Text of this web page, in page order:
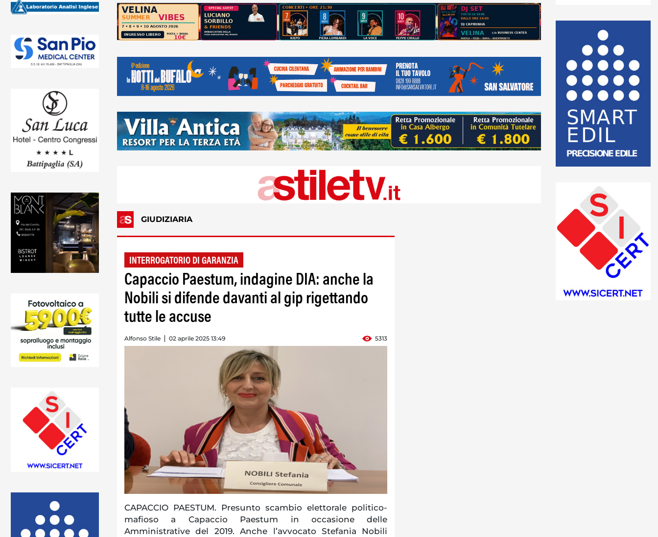
GIUDIZIARIA
INTERROGATORIO DI GARANZIA
Capaccio Paestum, indagine DIA: anche la
Nobili si difende davanti al gip rigettando
tutte le accuse
Alfonso Stile 02 aprile 2025 13:49 5313
CAPACCIO PAESTUM. Presunto scambio elettorale politico-
mafioso a Capaccio Paestum in occasione delle
Amministrative del 2019. Anche l’avvocato Stefania Nobili